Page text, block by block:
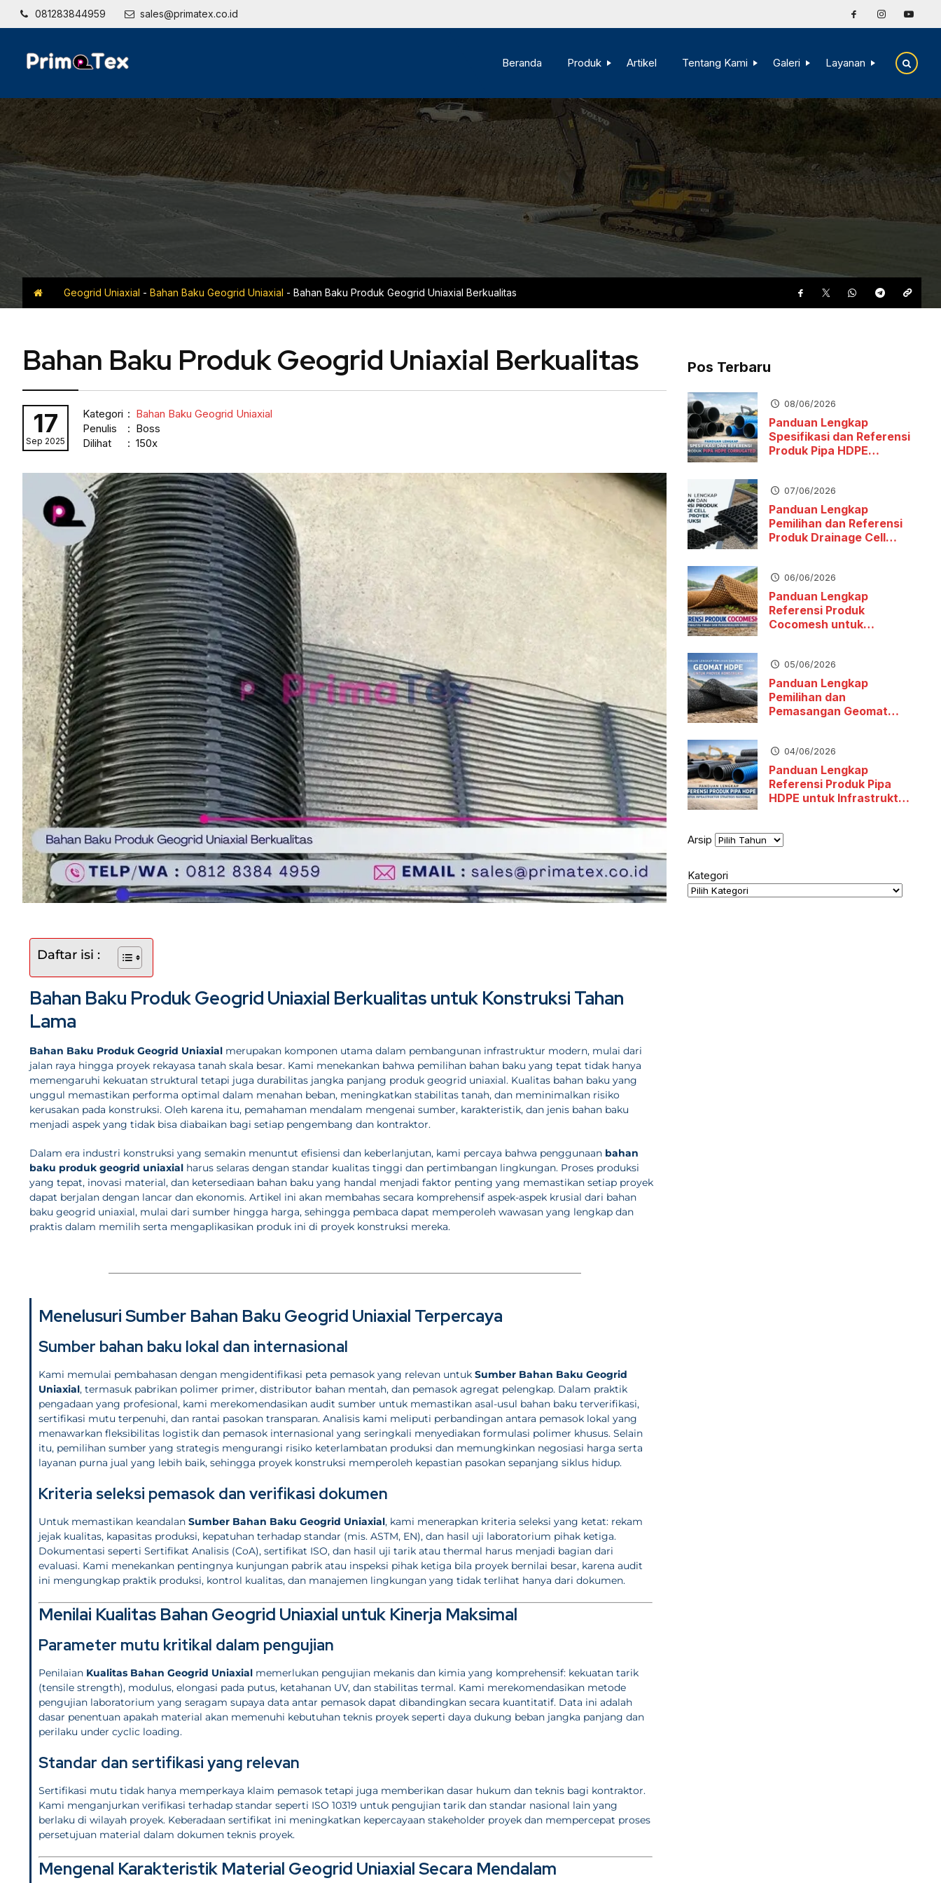
081283844959 sales@primatex.co.id
Beranda Produk Artikel Tentang Kami Galeri Layanan
Geogrid Uniaxial - Bahan Baku Geogrid Uniaxial - Bahan Baku Produk Geogrid Uniaxial Berkualitas
Bahan Baku Produk Geogrid Uniaxial Berkualitas
17
Sep 2025
Kategori : Bahan Baku Geogrid Uniaxial
Penulis
: Boss
Dilihat
: 150x
Daftar isi :
Bahan Baku Produk Geogrid Uniaxial Berkualitas untuk Konstruksi Tahan
Lama
Bahan Baku Produk Geogrid Uniaxial merupakan komponen utama dalam pembangunan infrastruktur modern, mulai dari
jalan raya hingga proyek rekayasa tanah skala besar. Kami menekankan bahwa pemilihan bahan baku yang tepat tidak hanya
memengaruhi kekuatan struktural tetapi juga durabilitas jangka panjang produk geogrid uniaxial. Kualitas bahan baku yang
unggul memastikan performa optimal dalam menahan beban, meningkatkan stabilitas tanah, dan meminimalkan risiko
kerusakan pada konstruksi. Oleh karena itu, pemahaman mendalam mengenai sumber, karakteristik, dan jenis bahan baku
menjadi aspek yang tidak bisa diabaikan bagi setiap pengembang dan kontraktor.
Dalam era industri konstruksi yang semakin menuntut efisiensi dan keberlanjutan, kami percaya bahwa penggunaan bahan
baku produk geogrid uniaxial harus selaras dengan standar kualitas tinggi dan pertimbangan lingkungan. Proses produksi
yang tepat, inovasi material, dan ketersediaan bahan baku yang handal menjadi faktor penting yang memastikan setiap proyek
dapat berjalan dengan lancar dan ekonomis. Artikel ini akan membahas secara komprehensif aspek-aspek krusial dari bahan
baku geogrid uniaxial, mulai dari sumber hingga harga, sehingga pembaca dapat memperoleh wawasan yang lengkap dan
praktis dalam memilih serta mengaplikasikan produk ini di proyek konstruksi mereka.
Menelusuri Sumber Bahan Baku Geogrid Uniaxial Terpercaya
Sumber bahan baku lokal dan internasional
Kami memulai pembahasan dengan mengidentifikasi peta pemasok yang relevan untuk Sumber Bahan Baku Geogrid
Uniaxial, termasuk pabrikan polimer primer, distributor bahan mentah, dan pemasok agregat pelengkap. Dalam praktik
pengadaan yang profesional, kami merekomendasikan audit sumber untuk memastikan asal-usul bahan baku terverifikasi,
sertifikasi mutu terpenuhi, dan rantai pasokan transparan. Analisis kami meliputi perbandingan antara pemasok lokal yang
menawarkan fleksibilitas logistik dan pemasok internasional yang seringkali menyediakan formulasi polimer khusus. Selain
itu, pemilihan sumber yang strategis mengurangi risiko keterlambatan produksi dan memungkinkan negosiasi harga serta
layanan purna jual yang lebih baik, sehingga proyek konstruksi memperoleh kepastian pasokan sepanjang siklus hidup.
Kriteria seleksi pemasok dan verifikasi dokumen
Untuk memastikan keandalan Sumber Bahan Baku Geogrid Uniaxial, kami menerapkan kriteria seleksi yang ketat: rekam
jejak kualitas, kapasitas produksi, kepatuhan terhadap standar (mis. ASTM, EN), dan hasil uji laboratorium pihak ketiga.
Dokumentasi seperti Sertifikat Analisis (CoA), sertifikat ISO, dan hasil uji tarik atau thermal harus menjadi bagian dari
evaluasi. Kami menekankan pentingnya kunjungan pabrik atau inspeksi pihak ketiga bila proyek bernilai besar, karena audit
ini mengungkap praktik produksi, kontrol kualitas, dan manajemen lingkungan yang tidak terlihat hanya dari dokumen.
Menilai Kualitas Bahan Geogrid Uniaxial untuk Kinerja Maksimal
Parameter mutu kritikal dalam pengujian
Penilaian Kualitas Bahan Geogrid Uniaxial memerlukan pengujian mekanis dan kimia yang komprehensif: kekuatan tarik
(tensile strength), modulus, elongasi pada putus, ketahanan UV, dan stabilitas termal. Kami merekomendasikan metode
pengujian laboratorium yang seragam supaya data antar pemasok dapat dibandingkan secara kuantitatif. Data ini adalah
dasar penentuan apakah material akan memenuhi kebutuhan teknis proyek seperti daya dukung beban jangka panjang dan
perilaku under cyclic loading.
Standar dan sertifikasi yang relevan
Sertifikasi mutu tidak hanya memperkaya klaim pemasok tetapi juga memberikan dasar hukum dan teknis bagi kontraktor.
Kami menganjurkan verifikasi terhadap standar seperti ISO 10319 untuk pengujian tarik dan standar nasional lain yang
berlaku di wilayah proyek. Keberadaan sertifikat ini meningkatkan kepercayaan stake­holder proyek dan mempercepat proses
persetujuan material dalam dokumen teknis proyek.
Mengenal Karakteristik Material Geogrid Uniaxial Secara Mendalam
Pos Terbaru
08/06/2026
Panduan Lengkap
Spesifikasi dan Referensi
Produk Pipa HDPE
07/06/2026
Panduan Lengkap
Pemilihan dan Referensi
Produk Drainage Cell
06/06/2026
Panduan Lengkap
Referensi Produk
Cocomesh untuk
05/06/2026
Panduan Lengkap
Pemilihan dan
Pemasangan Geomat
04/06/2026
Panduan Lengkap
Referensi Produk Pipa
HDPE untuk Infrastruktur
Arsip
Kategori